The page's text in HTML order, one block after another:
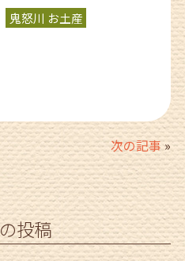
鬼怒川 お土産
次の記事»
投稿